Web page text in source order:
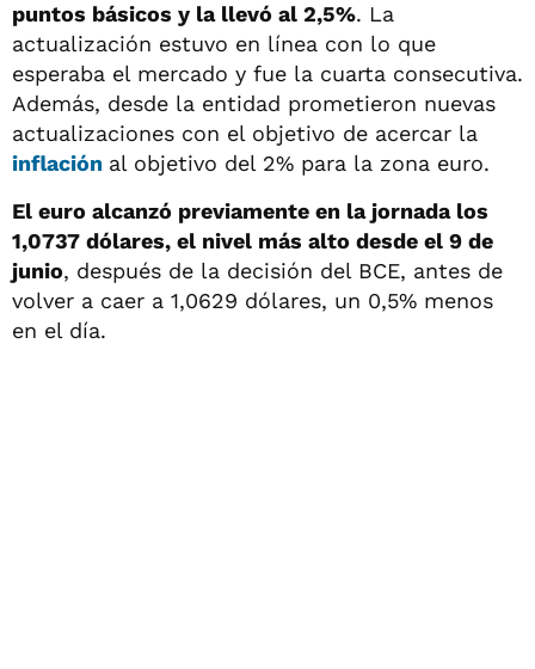
puntos básicos y la llevó al 2,5%. La
actualización estuvo en línea con lo que
esperaba el mercado y fue la cuarta consecutiva.
Además, desde la entidad prometieron nuevas
actualizaciones con el objetivo de acercar la
inflación al objetivo del 2% para la zona euro.
El euro alcanzó previamente en la jornada los
1,0737 dólares, el nivel más alto desde el 9 de
junio, después de la decisión del BCE, antes de
volver a caer a 1,0629 dólares, un 0,5% menos
en el día.